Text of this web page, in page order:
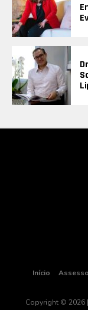
Início
Copyright © 2026